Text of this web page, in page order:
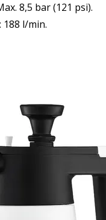
8,5 bar (121 psi).
l/min.